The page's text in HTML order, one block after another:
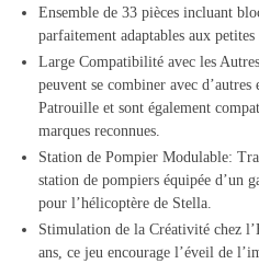
Ensemble de 33 pièces incluant
parfaitement adaptables aux petites
Large Compatibilité avec les
peuvent se combiner avec
Patrouille et sont également
marques reconnues.
Station de Pompier Modulable:
station de pompiers équipée d’un
pour l’hélicoptère de Stella.
Stimulation de la Créativité chez
ans, ce jeu encourage l’éveil de